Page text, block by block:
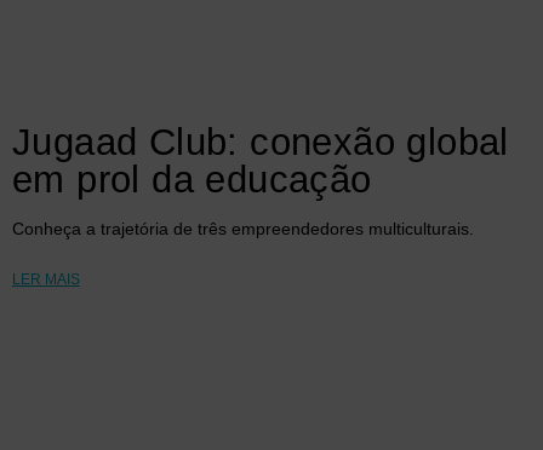
Jugaad Club: conexão global
em prol da educação
Conheça a trajetória de três empreendedores multiculturais.
LER MAIS